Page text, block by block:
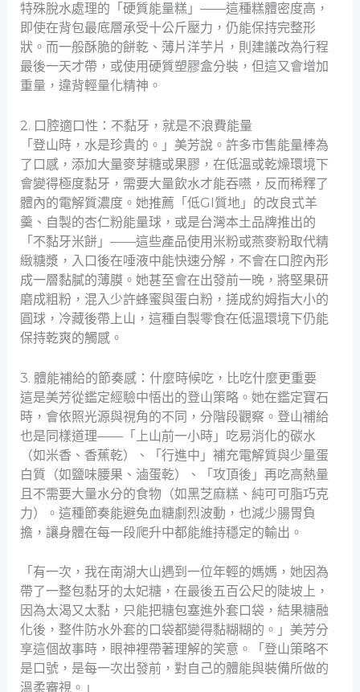
特殊脫水處理的「硬質能量糕」——這種糕體密度高，
即使在背包最底層承受十公斤壓力，仍能保持完整形
狀。而一般酥脆的餅乾、薄片洋芋片，則建議改為行程
最後一天才帶，或使用硬質塑膠盒分裝，但這又會增加
重量，違背輕量化精神。
2. 口腔適口性：不黏牙，就是不浪費能量
「登山時，水是珍貴的。」美芳說。許多市售能量棒為
了口感，添加大量麥芽糖或果膠，在低溫或乾燥環境下
會變得極度黏牙，需要大量飲水才能吞嚥，反而稀釋了
體內的電解質濃度。她推薦「低GI質地」的改良式羊
羹、自製的杏仁粉能量球，或是台灣本土品牌推出的
「不黏牙米餅」——這些產品使用米粉或燕麥粉取代精
緻糖漿，入口後在唾液中能快速分解，不會在口腔內形
成一層黏膩的薄膜。她甚至會在出發前一晚，將堅果研
磨成粗粉，混入少許蜂蜜與蛋白粉，搓成約姆指大小的
圓球，冷藏後帶上山，這種自製零食在低溫環境下仍能
保持乾爽的觸感。
3. 體能補給的節奏感：什麼時候吃，比吃什麼更重要
這是美芳從鑑定經驗中悟出的登山策略。她在鑑定寶石
時，會依照光源與視角的不同，分階段觀察。登山補給
也是同樣道理——「上山前一小時」吃易消化的碳水
（如米香、香蕉乾）、「行進中」補充電解質與少量蛋
白質（如鹽味腰果、滷蛋乾）、「攻頂後」再吃高熱量
且不需要大量水分的食物（如黑芝麻糕、純可可脂巧克
力）。這種節奏能避免血糖劇烈波動，也減少腸胃負
擔，讓身體在每一段爬升中都能維持穩定的輸出。
「有一次，我在南湖大山遇到一位年輕的媽媽，她因為
帶了一整包黏牙的太妃糖，在最後五百公尺的陡坡上，
因為太渴又太黏，只能把糖包塞進外套口袋，結果糖融
化後，整件防水外套的口袋都變得黏糊糊的。」美芳分
享這個故事時，眼神裡帶著理解的笑意。「登山策略不
是口號，是每一次出發前，對自己的體能與裝備所做的
溫柔審視。」